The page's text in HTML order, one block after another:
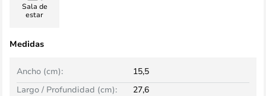
Sala de
estar
Medidas
Ancho (cm):
15,5
Largo / Profundidad (cm):
27,6